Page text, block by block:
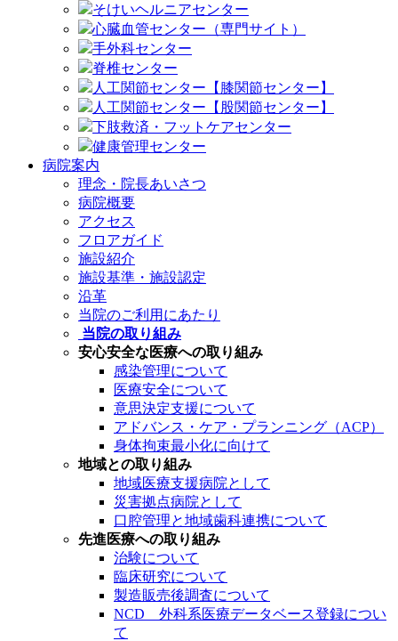
そけいヘルニアセンター
心臓血管センター（専門サイト）
手外科センター
脊椎センター
人工関節センター【膝関節センター】
人工関節センター【股関節センター】
下肢救済・フットケアセンター
健康管理センター
病院案内
理念・院長あいさつ
病院概要
アクセス
フロアガイド
施設紹介
施設基準・施設認定
沿革
当院のご利用にあたり
当院の取り組み
安心安全な医療への取り組み
感染管理について
医療安全について
意思決定支援について
アドバンス・ケア・プランニング（ACP）
身体拘束最小化に向けて
地域との取り組み
地域医療支援病院として
災害拠点病院として
口腔管理と地域歯科連携について
先進医療への取り組み
治験について
臨床研究について
製造販売後調査について
NCD 外科系医療データベース登録につい
て